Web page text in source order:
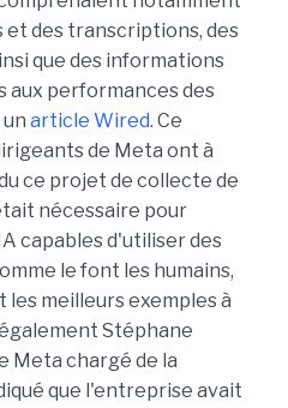
des transcriptions, des
que des informations
performances des
article Wired. Ce
de Meta ont à
ce projet de collecte de
nécessaire pour
capables d'utiliser des
le font les humains,
meilleurs exemples à
Stéphane
Meta chargé de la
que l'entreprise avait